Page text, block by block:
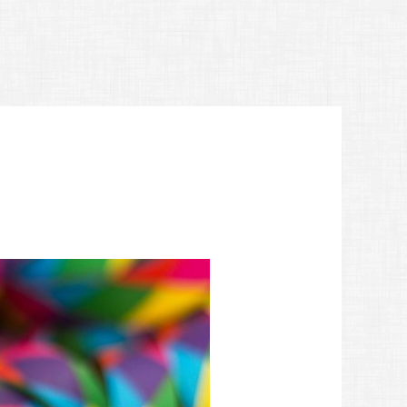
Virtuelles Gründerzentrum Schwalm-Eder
Stellenausschreibungen
Veranstaltungskalender
Verbotszonen Cannabis